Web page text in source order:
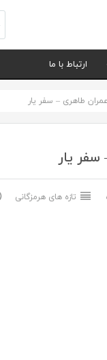
ارتباط با ما
عمران طاهری – سفر یار
یار
تازه های هرمزگانی